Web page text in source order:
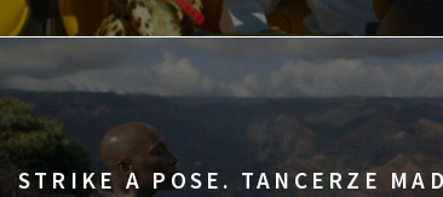
STRIKE A POSE. TANCERZE